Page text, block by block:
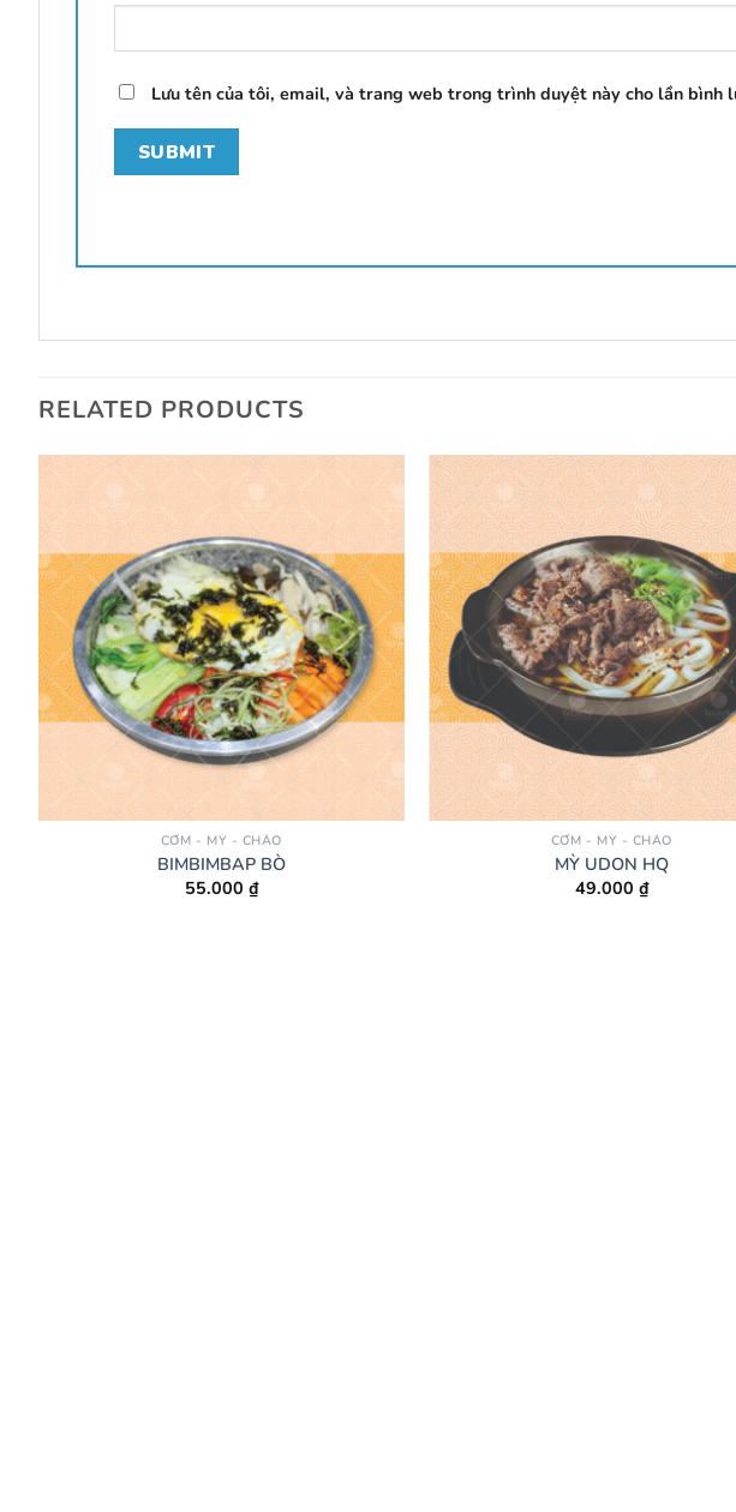
Lưu tên của tôi, email, và trang web trong trình duyệt này cho lần bình
RELATED PRODUCTS
CƠM - MỲ - CHÁO
BIMBIMBAP BÒ
55.000 ₫
CƠM - MỲ - CHÁO
MỲ UDON HQ
49.000 ₫